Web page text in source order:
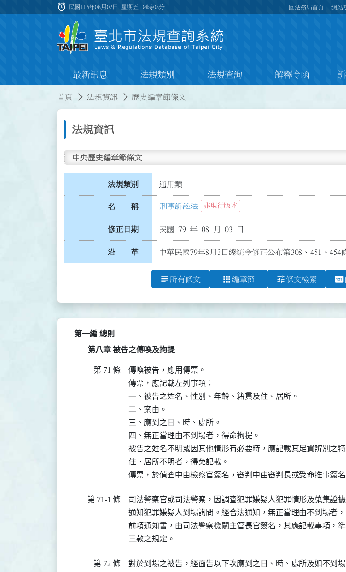
:::
alarm 民國115年08月07日 星期五04時08分 回法務局首頁 網站
最新訊息 法規類別 法規查詢 解釋令函
首頁 法規資訊 歷史編章節條文
法規資訊
中央歷史編章節條文
法規類別 通用類
名 稱 刑事訴訟法 非現行版本
修正日期 民國 79 年 08 月 03 日
沿 革 中華民國79年8月3日總統令修正公布第308、451、
subject 所有條文 apps 編章節 tune條文檢索 pin
第一編 總則
第八章 被告之傳喚及拘提
第 71 條
傳喚被告，應用傳票。
傳票，應記載左列事項：
一、被告之姓名、性別、年齡、籍貫及住、居所。
二、案由。
三、應到之日、時、處所。
四、無正當理由不到場者，得命拘提。
被告之姓名不明或因其他情形有必要時，應記載其足資辨別之
住、居所不明者，得免記載。
傳票，於偵查中由檢察官簽名，審判中由審判長或受命推事簽名
第 71-1 條
司法警察官或司法警察，因調查犯罪嫌疑人犯罪情形及蒐集證
通知犯罪嫌疑人到場詢問。經合法通知，無正當理由不到場者
前項通知書，由司法警察機關主管長官簽名，其應記載事項，
三款之規定。
第 72 條
對於到場之被告，經面告以下次應到之日、時、處所及如不到